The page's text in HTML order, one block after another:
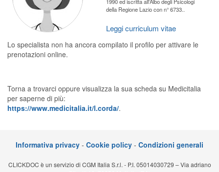
CERCA
Ricerca specialisti
Consulti online
Prenotazioni online
Planner e rubrica in cloud
Teleconsulto
della Regione Lazio con n° 6733..
Leggi curriculum vitae
Lo specialista non ha ancora compilato il profilo per attivare le
prenotazioni online.
Torna a trovarci oppure visualizza la sua scheda su Medicitalia
per saperne di più:
https://www.medicitalia.it/l.corda/.
Informativa privacy - Cookie policy - Condizioni generali
CLICKDOC è un servizio di CGM Italia S.r.l. - P.I. 05014030729 – Via adriano